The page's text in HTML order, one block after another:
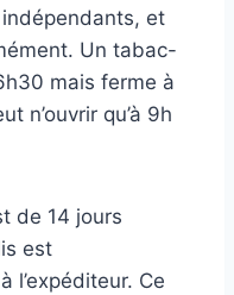
et
Un tabac-
mais ferme à
n’ouvrir qu’à 9h
de 14 jours
est
l’expéditeur. Ce